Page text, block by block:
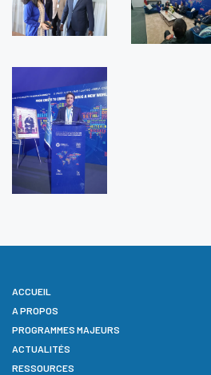
ACCUEIL
A PROPOS
PROGRAMMES MAJEURS
ACTUALITÉS
RESSOURCES